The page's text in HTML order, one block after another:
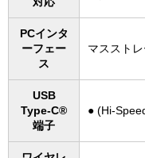
PCインタ
ーフェー
ス
マススト
USB
Type-C®
端子
● (Hi-